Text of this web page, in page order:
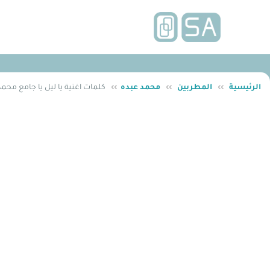
الرئيسية ›› المطربين ›› محمد عبده ›› كلمات اغنية يا ليل يا جامع